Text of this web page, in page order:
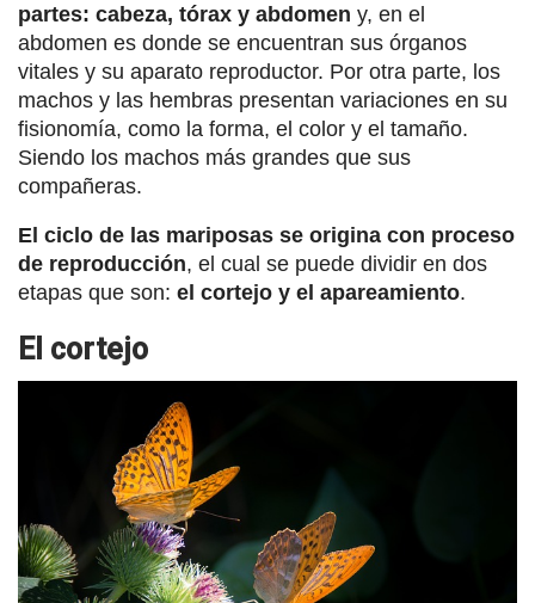
partes: cabeza, tórax y abdomen y, en el
abdomen es donde se encuentran sus órganos
vitales y su aparato reproductor. Por otra parte, los
machos y las hembras presentan variaciones en su
fisionomía, como la forma, el color y el tamaño.
Siendo los machos más grandes que sus
compañeras.
El ciclo de las mariposas se origina con proceso
de reproducción, el cual se puede dividir en dos
etapas que son: el cortejo y el apareamiento.
El cortejo